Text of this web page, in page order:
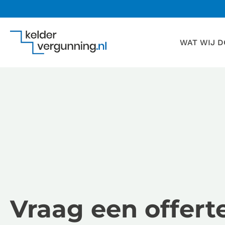
WAT WIJ
Vraag een